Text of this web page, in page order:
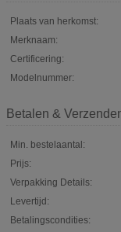
Plaats van herkomst:
Merknaam:
Certificering:
Modelnummer:
Betalen &
Min. bestelaantal:
Prijs:
Verpakking Details:
Levertijd:
Betalingscondities: